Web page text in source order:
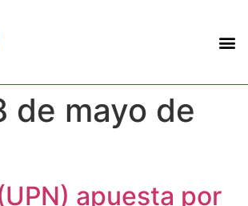
de mayo de
apuesta por